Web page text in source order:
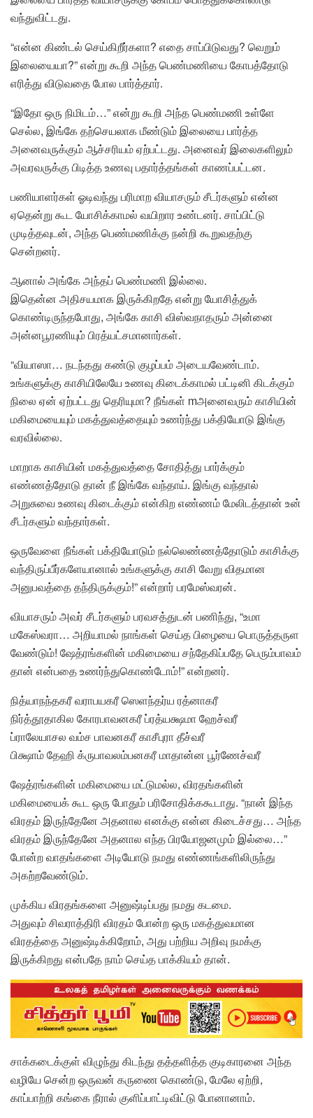
வந்துவிட்டது.
“என்ன கிண்டல் செய்கிறீர்களா? எதை சாப்பிடுவது? வெறும்
இலையையா?” என்று கூறி அந்த பெண்மணியை கோபத்தோடு
எரித்து விடுவதை போல பார்த்தார்.
“இதோ ஒரு நிமிடம்…” என்று கூறி அந்த பெண்மணி உள்ளே
செல்ல, இங்கே தற்செயலாக மீண்டும் இலையை பார்த்த
அனைவருக்கும் ஆச்சரியம் ஏற்பட்டது. அனைவர் இலைகளிலும்
அவரவருக்கு பிடித்த உணவு பதார்த்தங்கள் காணப்பட்டன.
பணியாளர்கள் ஓடிவந்து பரிமாற வியாசரும் சீடர்களும் என்ன
ஏதென்று கூட யோசிக்காமல் வயிறார உண்டனர். சாப்பிட்டு
முடித்தவுடன், அந்த பெண்மணிக்கு நன்றி கூறுவதற்கு
சென்றனர்.
ஆனால் அங்கே அந்தப் பெண்மணி இல்லை.
இதென்ன அதிசயமாக இருக்கிறதே என்று யோசித்துக்
கொண்டிருந்தபோது, அங்கே காசி விஸ்வநாதரும் அன்னை
அன்னபூரணியும் பிரத்யட்சமானார்கள்.
“வியாஸா… நடந்தது கண்டு குழப்பம் அடையவேண்டாம்.
உங்களுக்கு காசியிலேயே உணவு கிடைக்காமல் பட்டினி கிடக்கும்
நிலை ஏன் ஏற்பட்டது தெரியுமா? நீங்கள் mஅனைவரும் காசியின்
மகிமையையும் மகத்துவத்தையும் உணர்ந்து பக்தியோடு இங்கு
வரவில்லை.
மாறாக காசியின் மகத்துவத்தை சோதித்து பார்க்கும்
எண்ணத்தோடு தான் நீ இங்கே வந்தாய். இங்கு வந்தால்
அறுசுவை உணவு கிடைக்கும் என்கிற எண்ணம் மேலிடத்தான் உன்
சீடர்களும் வந்தார்கள்.
ஒருவேளை நீங்கள் பக்தியோடும் நல்லெண்ணத்தோடும் காசிக்கு
வந்திருப்பீர்களேயானால் உங்களுக்கு காசி வேறு விதமான
அனுபவத்தை தந்திருக்கும்!” என்றார் பரமேஸ்வரன்.
வியாசரும் அவர் சீடர்களும் பரவசத்துடன் பணிந்து, “உமா
மகேஸ்வரா… அறியாமல் நாங்கள் செய்த பிழையை பொருத்தருள
வேண்டும்! ஷேத்ரங்களின் மகிமையை சந்தேகிப்பதே பெரும்பாவம்
தான் என்பதை உணர்ந்துகொண்டோம்!” என்றனர்.
நித்யாநந்தகரீ வராபயகரீ ஸெளந்தர்ய ரத்னாகரீ
நிர்த்தூதாகில கோரபாவனகரீ ப்ரத்யக்ஷமா ஹேச்வரீ
ப்ராலேயாசல வம்ச பாவனகரீ காசீபுரா தீச்வரீ
பிக்ஷாம் தேஹி க்ருபாவலம்பனகரீ மாதான்ன பூர்ணேச்வரீ
ஷேத்ரங்களின் மகிமையை மட்டுமல்ல, விரதங்களின்
மகிமையைக் கூட ஒரு போதும் பரிசோதிக்ககூடாது. “நான் இந்த
விரதம் இருந்தேனே அதனால எனக்கு என்ன கிடைச்சது… அந்த
விரதம் இருந்தேனே அதனால எந்த பிரயோஜனமும் இல்லை…”
போன்ற வாதங்களை அடியோடு நமது எண்ணங்களிலிருந்து
அகற்றவேண்டும்.
முக்கிய விரதங்களை அனுஷ்டிப்பது நமது கடமை.
அதுவும் சிவராத்திரி விரதம் போன்ற ஒரு மகத்துவமான
விரதத்தை அனுஷ்டிக்கிறோம், அது பற்றிய அறிவு நமக்கு
இருக்கிறது என்பதே நாம் செய்த பாக்கியம் தான்.
சாக்கடைக்குள் விழுந்து கிடந்து தத்தளித்த குடிகாரனை அந்த
வழியே சென்ற ஒருவன் கருணை கொண்டு, மேலே ஏற்றி,
காப்பாற்றி கங்கை நீரால் குளிப்பாட்டிவிட்டு போனானாம்.